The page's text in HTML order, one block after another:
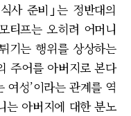
사 준비｣는 정반대의
티프는 오히려 어머니
기는 행위를 상상하는
주어를 아버지로 본다
여성’이라는 관계를 역
는 아버지에 대한 분노